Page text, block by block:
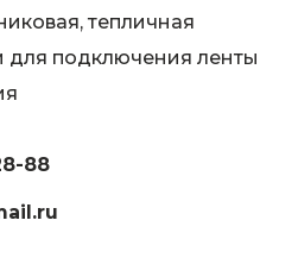
тепличная
для подключения ленты
88